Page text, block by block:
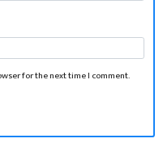
for the next time I comment.